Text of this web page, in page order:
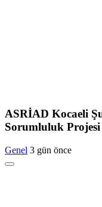
ASRİAD Kocaeli
Sorumluluk Projesi
Genel 3 gün önce